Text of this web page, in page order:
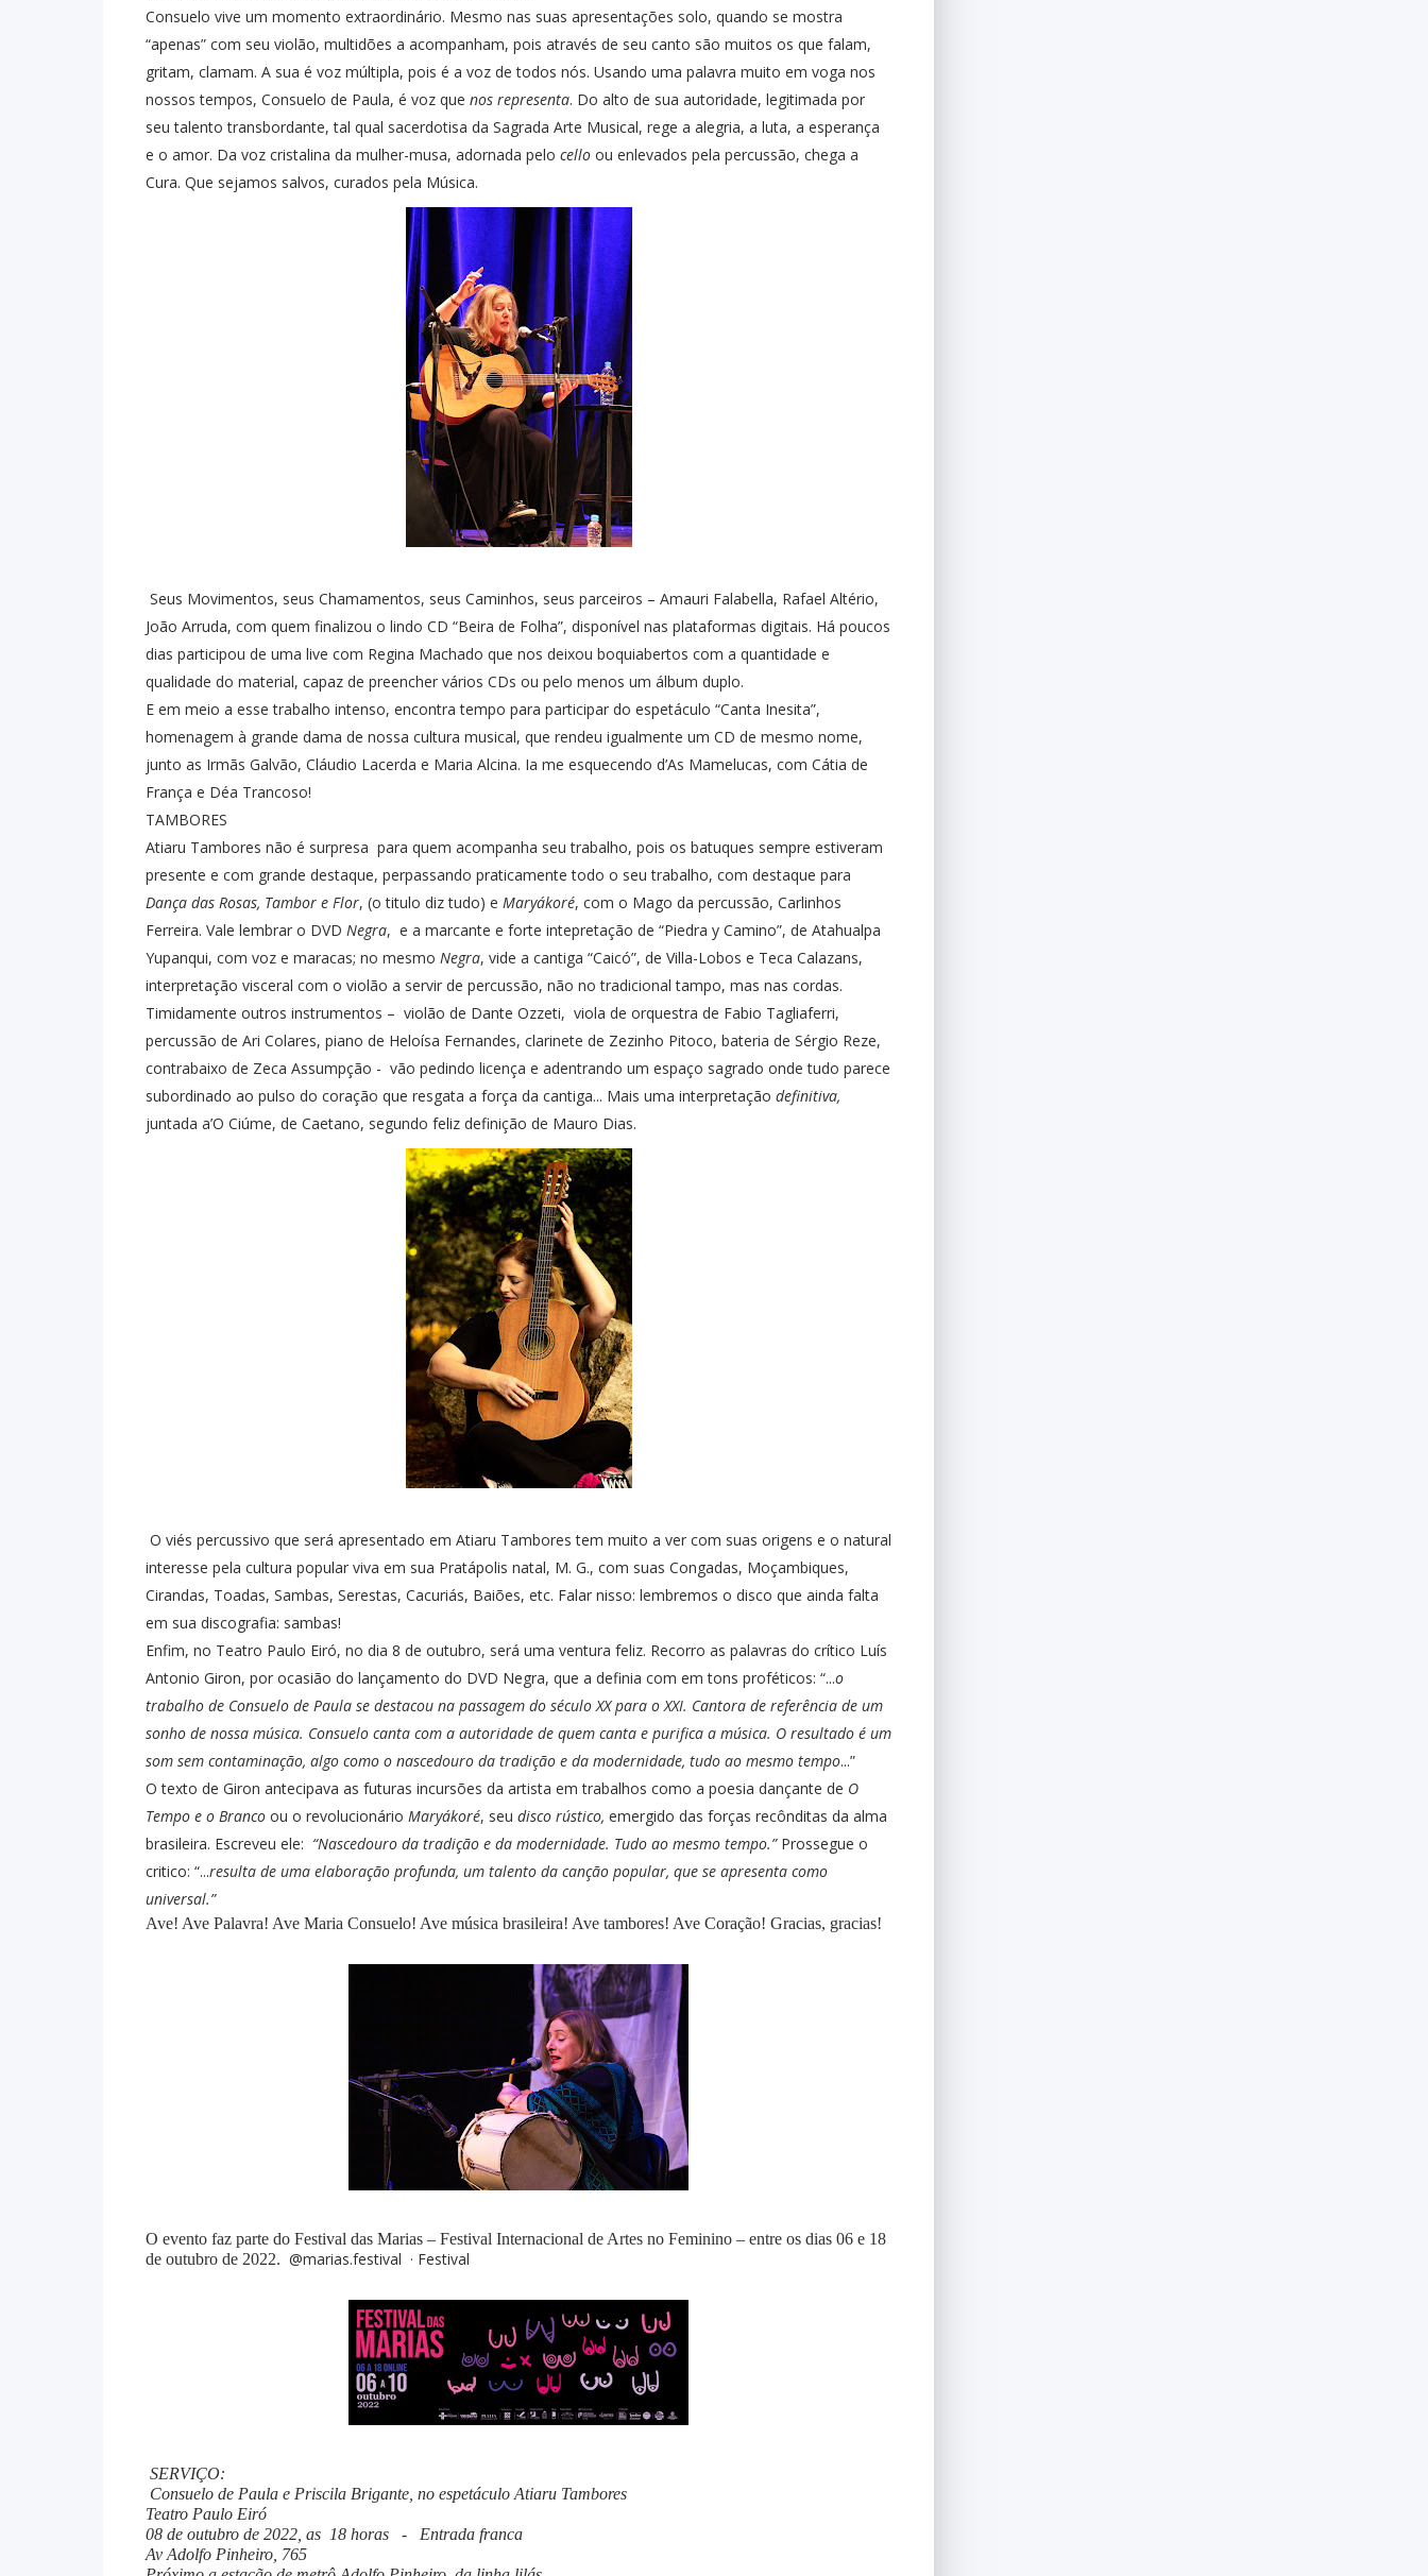
Consuelo vive um momento extraordinário. Mesmo nas suas apresentações solo, quando se mostra
“apenas” com seu violão, multidões a acompanham, pois através de seu canto são muitos os que falam,
gritam, clamam. A sua é voz múltipla, pois é a voz de todos nós. Usando uma palavra muito em voga nos
nossos tempos, Consuelo de Paula, é voz que nos representa. Do alto de sua autoridade, legitimada por
seu talento transbordante, tal qual sacerdotisa da Sagrada Arte Musical, rege a alegria, a luta, a esperança
e o amor. Da voz cristalina da mulher-musa, adornada pelo cello ou enlevados pela percussão, chega a
Cura. Que sejamos salvos, curados pela Música.
Seus Movimentos, seus Chamamentos, seus Caminhos, seus parceiros – Amauri Falabella, Rafael Altério,
João Arruda, com quem finalizou o lindo CD “Beira de Folha”, disponível nas plataformas digitais. Há poucos
dias participou de uma live com Regina Machado que nos deixou boquiabertos com a quantidade e
qualidade do material, capaz de preencher vários CDs ou pelo menos um álbum duplo.
E em meio a esse trabalho intenso, encontra tempo para participar do espetáculo “Canta Inesita”,
homenagem à grande dama de nossa cultura musical, que rendeu igualmente um CD de mesmo nome,
junto as Irmãs Galvão, Cláudio Lacerda e Maria Alcina. Ia me esquecendo d’As Mamelucas, com Cátia de
França e Déa Trancoso!
TAMBORES
Atiaru Tambores não é surpresa para quem acompanha seu trabalho, pois os batuques sempre estiveram
presente e com grande destaque, perpassando praticamente todo o seu trabalho, com destaque para
Dança das Rosas, Tambor e Flor, (o titulo diz tudo) e Maryákoré, com o Mago da percussão, Carlinhos
Ferreira. Vale lembrar o DVD Negra, e a marcante e forte intepretação de “Piedra y Camino”, de Atahualpa
Yupanqui, com voz e maracas; no mesmo Negra, vide a cantiga “Caicó”, de Villa-Lobos e Teca Calazans,
interpretação visceral com o violão a servir de percussão, não no tradicional tampo, mas nas cordas.
Timidamente outros instrumentos – violão de Dante Ozzeti, viola de orquestra de Fabio Tagliaferri,
percussão de Ari Colares, piano de Heloísa Fernandes, clarinete de Zezinho Pitoco, bateria de Sérgio Reze,
contrabaixo de Zeca Assumpção - vão pedindo licença e adentrando um espaço sagrado onde tudo parece
subordinado ao pulso do coração que resgata a força da cantiga... Mais uma interpretação definitiva,
juntada a’O Ciúme, de Caetano, segundo feliz definição de Mauro Dias.
O viés percussivo que será apresentado em Atiaru Tambores tem muito a ver com suas origens e o natural
interesse pela cultura popular viva em sua Pratápolis natal, M. G., com suas Congadas, Moçambiques,
Cirandas, Toadas, Sambas, Serestas, Cacuriás, Baiões, etc. Falar nisso: lembremos o disco que ainda falta
em sua discografia: sambas!
Enfim, no Teatro Paulo Eiró, no dia 8 de outubro, será uma ventura feliz. Recorro as palavras do crítico Luís
Antonio Giron, por ocasião do lançamento do DVD Negra, que a definia com em tons proféticos: “...o
trabalho de Consuelo de Paula se destacou na passagem do século XX para o XXI. Cantora de referência de um
sonho de nossa música. Consuelo canta com a autoridade de quem canta e purifica a música. O resultado é um
som sem contaminação, algo como o nascedouro da tradição e da modernidade, tudo ao mesmo tempo...”
O texto de Giron antecipava as futuras incursões da artista em trabalhos como a poesia dançante de O
Tempo e o Branco ou o revolucionário Maryákoré, seu disco rústico, emergido das forças recônditas da alma
brasileira. Escreveu ele: “Nascedouro da tradição e da modernidade. Tudo ao mesmo tempo.” Prossegue o
critico: “...resulta de uma elaboração profunda, um talento da canção popular, que se apresenta como
universal.”
Ave! Ave Palavra! Ave Maria Consuelo! Ave música brasileira! Ave tambores! Ave Coração! Gracias, gracias!
O evento faz parte do Festival das Marias – Festival Internacional de Artes no Feminino – entre os dias 06 e 18
de outubro de 2022. @marias.festival · Festival
SERVIÇO:
Consuelo de Paula e Priscila Brigante, no espetáculo Atiaru Tambores
Teatro Paulo Eiró
08 de outubro de 2022, as 18 horas - Entrada franca
Av Adolfo Pinheiro, 765